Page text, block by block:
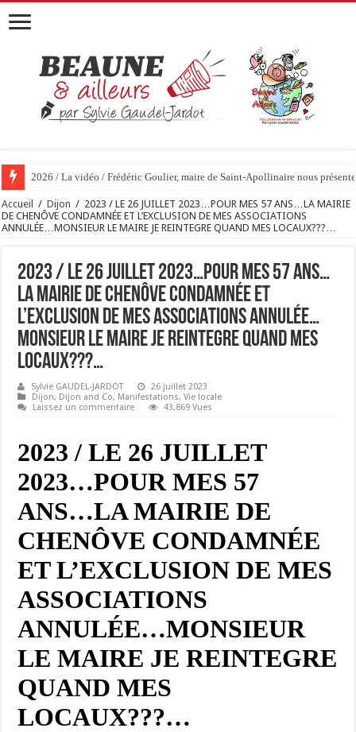
2026 / 01 vidéo et 51 photos / « JE T’ACCUSE »…ET MAINTENANT
Accueil / Dijon / 2023 / LE 26 JUILLET 2023…POUR MES 57 ANS…LA MAIRIE
DE CHENÔVE CONDAMNÉE ET L’EXCLUSION DE MES ASSOCIATIONS
ANNULÉE…MONSIEUR LE MAIRE JE REINTEGRE QUAND MES LOCAUX???…
2023 / LE 26 JUILLET 2023…POUR MES 57 ANS…
LA MAIRIE DE CHENÔVE CONDAMNÉE ET
L’EXCLUSION DE MES ASSOCIATIONS ANNULÉE…
MONSIEUR LE MAIRE JE REINTEGRE QUAND MES
LOCAUX???…
Sylvie GAUDEL-JARDOT
26 juillet 2023
Dijon, Dijon and Co, Manifestations,Vie locale
Laissez un commentaire
43,869 Vues
2023 / LE 26 JUILLET
2023…POUR MES 57
ANS…LA MAIRIE DE
CHENÔVE CONDAMNÉE
ET L’EXCLUSION DE MES
ASSOCIATIONS
ANNULÉE…MONSIEUR
LE MAIRE JE REINTEGRE
QUAND MES
LOCAUX???…